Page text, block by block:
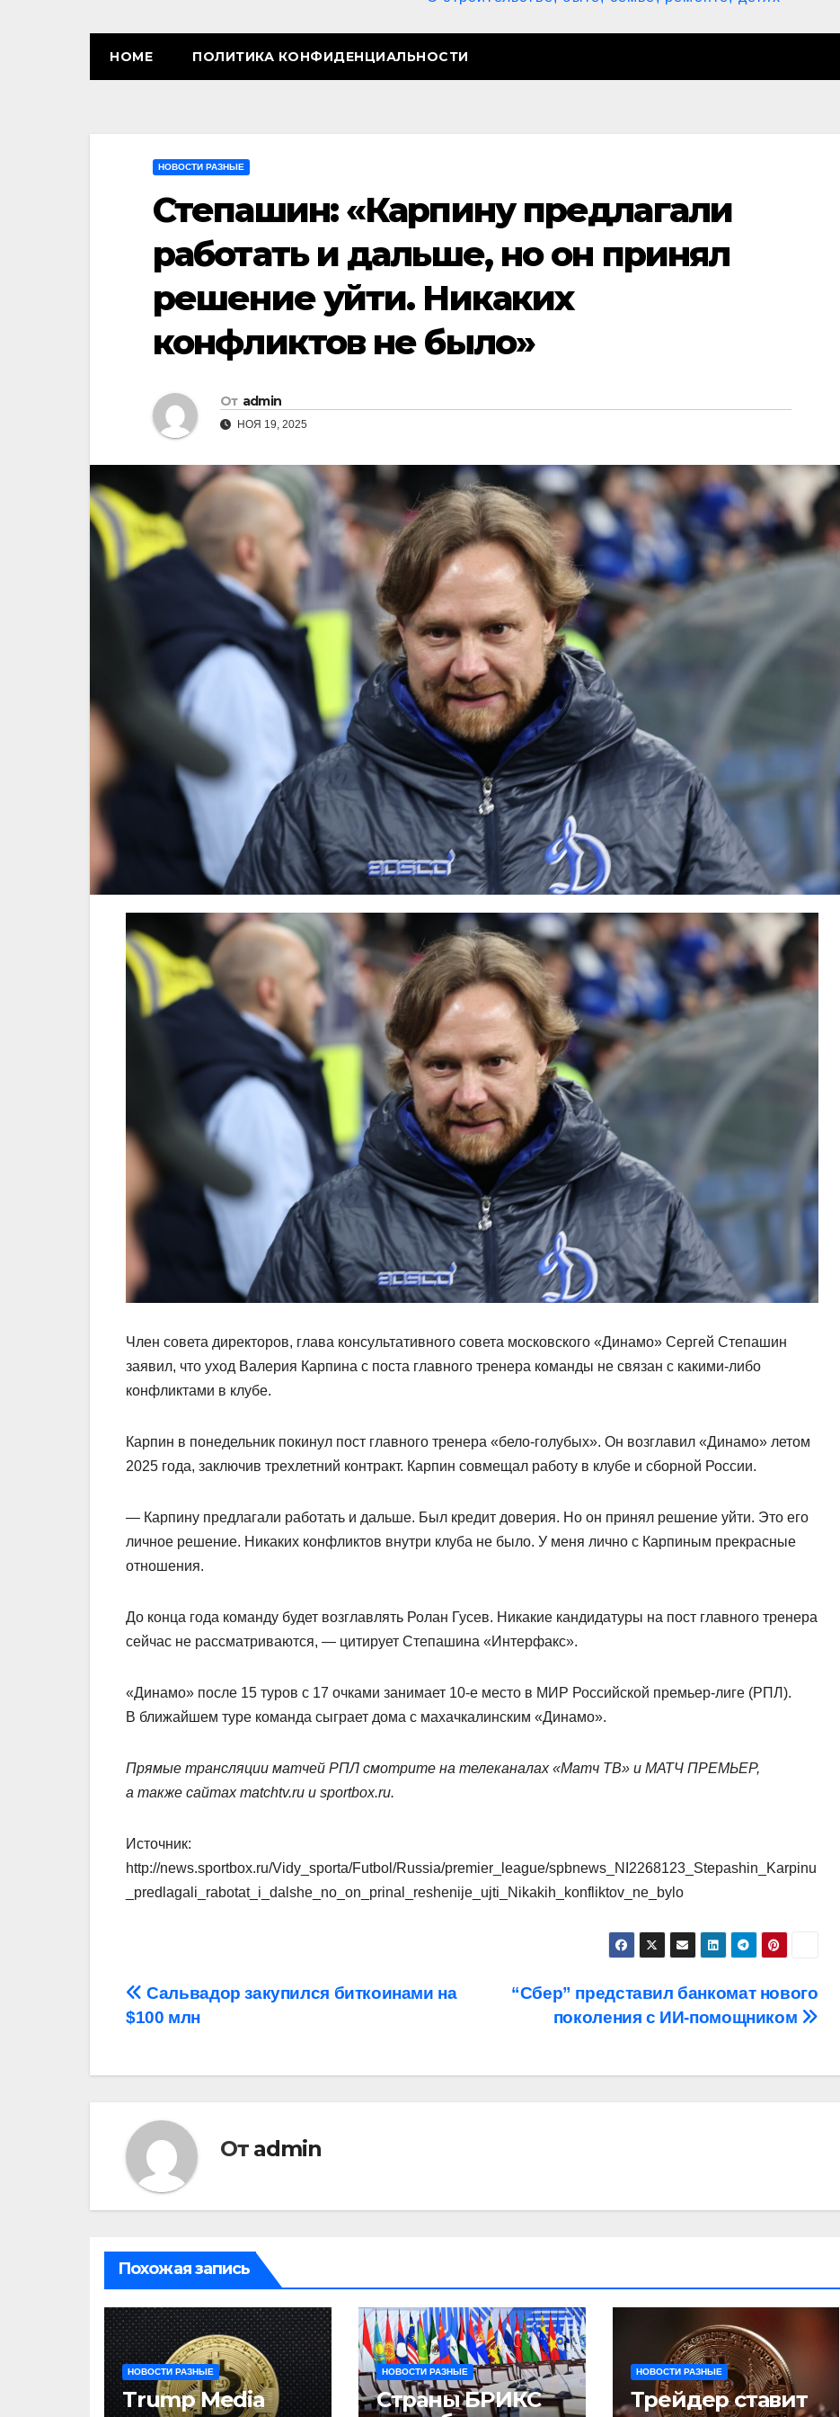
HOME ПОЛИТИКА КОНФИДЕНЦИАЛЬНОСТИ
НОВОСТИ РАЗНЫЕ
Степашин: «Карпину предлагали
работать и дальше, но он принял
решение уйти. Никаких
конфликтов не было»
От admin
НОЯ 19, 2025
Член совета директоров, глава консультативного совета московского «Динамо» Сергей Степашин
заявил, что уход Валерия Карпина с поста главного тренера команды не связан с какими‑либо
конфликтами в клубе.
Карпин в понедельник покинул пост главного тренера «бело‑голубых». Он возглавил «Динамо» летом
2025 года, заключив трехлетний контракт. Карпин совмещал работу в клубе и сборной России.
— Карпину предлагали работать и дальше. Был кредит доверия. Но он принял решение уйти. Это его
личное решение. Никаких конфликтов внутри клуба не было. У меня лично с Карпиным прекрасные
отношения.
До конца года команду будет возглавлять Ролан Гусев. Никакие кандидатуры на пост главного тренера
сейчас не рассматриваются, — цитирует Степашина «Интерфакс».
«Динамо» после 15 туров с 17 очками занимает 10‑е место в МИР Российской премьер‑лиге (РПЛ).
В ближайшем туре команда сыграет дома с махачкалинским «Динамо».
Прямые трансляции матчей РПЛ смотрите на телеканалах «Матч ТВ» и МАТЧ ПРЕМЬЕР,
а также сайтах matchtv.ru и sportbox.ru.
Источник:
http://news.sportbox.ru/Vidy_sporta/Futbol/Russia/premier_league/spbnews_NI2268123_Stepashin_Karpinu
_predlagali_rabotat_i_dalshe_no_on_prinal_reshenije_ujti_Nikakih_konfliktov_ne_bylo
Навигация
по
записям
“Сбер” представил банкомат нового
поколения с ИИ-помощником
Сальвадор закупился биткоинами на
$100 млн
От admin
Похожая запись
НОВОСТИ РАЗНЫЕ
Trump Media
НОВОСТИ РАЗНЫЕ
Страны БРИКС
НОВОСТИ РАЗНЫЕ
Трейдер ставит